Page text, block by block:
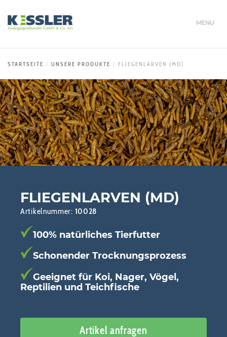
MENU
STARTSEITE UNSERE PRODUKTE FLIEGENLARVEN (MD)
FLIEGENLARVEN (MD)
Artikelnummer: 10028
100% natürliches Tierfutter
Schonender Trocknungsprozess
Geeignet für Koi, Nager, Vögel,
Reptilien und Teichfische
Artikel anfragen